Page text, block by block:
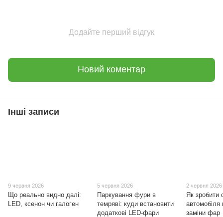
Додайте перший відгук
Новий коментар
Інші записи
9 червня 2026
Що реально видно далі:
LED, ксенон чи галоген
5 червня 2026
Паркування фури в
темряві: куди встановити
додаткові LED-фари
2 червня 2026
Як зробити
заміни фар